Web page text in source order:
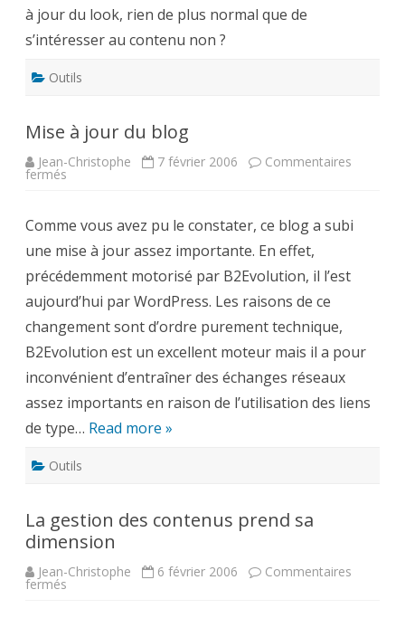
à jour du look, rien de plus normal que de
s’intéresser au contenu non ?
Outils
Mise à jour du blog
Jean-Christophe 7 février 2006 Commentaires
fermés
du
blog
Comme vous avez pu le constater, ce blog a subi
une mise à jour assez importante. En effet,
précédemment motorisé par B2Evolution, il l’est
aujourd’hui par WordPress. Les raisons de ce
changement sont d’ordre purement technique,
B2Evolution est un excellent moteur mais il a pour
inconvénient d’entraîner des échanges réseaux
assez importants en raison de l’utilisation des liens
de type… Read more »
Outils
La gestion des contenus prend sa
dimension
Jean-Christophe 6 février 2006 Commentaires
fermés